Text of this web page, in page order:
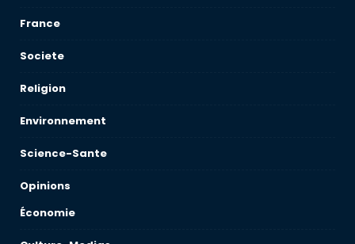
France
Societe
Religion
Environnement
Science-Sante
Opinions
Économie